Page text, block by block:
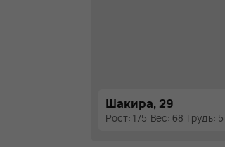
Шакира, 29
Рост: 175 Вес: 68 Грудь: 5